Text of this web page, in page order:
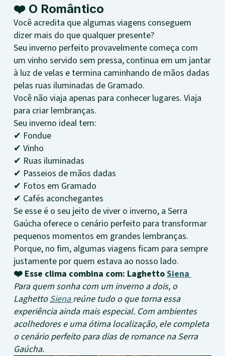
❤️ O Romântico
Você acredita que algumas viagens conseguem
dizer mais do que qualquer presente?
Seu inverno perfeito provavelmente começa com
um vinho servido sem pressa, continua em um jantar
à luz de velas e termina caminhando de mãos dadas
pelas ruas iluminadas de Gramado.
Você não viaja apenas para conhecer lugares. Viaja
para criar lembranças.
Seu inverno ideal tem:
✔ Fondue
✔ Vinho
✔ Ruas iluminadas
✔ Passeios de mãos dadas
✔ Fotos em Gramado
✔ Cafés aconchegantes
Se esse é o seu jeito de viver o inverno, a Serra
Gaúcha oferece o cenário perfeito para transformar
pequenos momentos em grandes lembranças.
Porque, no fim, algumas viagens ficam para sempre
justamente por quem estava ao nosso lado.
❤️ Esse clima combina com: LaghettoSiena
Para quem sonha com um inverno a dois, o
LaghettoSienareúne tudo o que torna essa
experiência ainda mais especial. Com ambientes
acolhedores e uma ótima localização, ele completa
o cenário perfeito para dias de romance na Serra
Gaúcha.